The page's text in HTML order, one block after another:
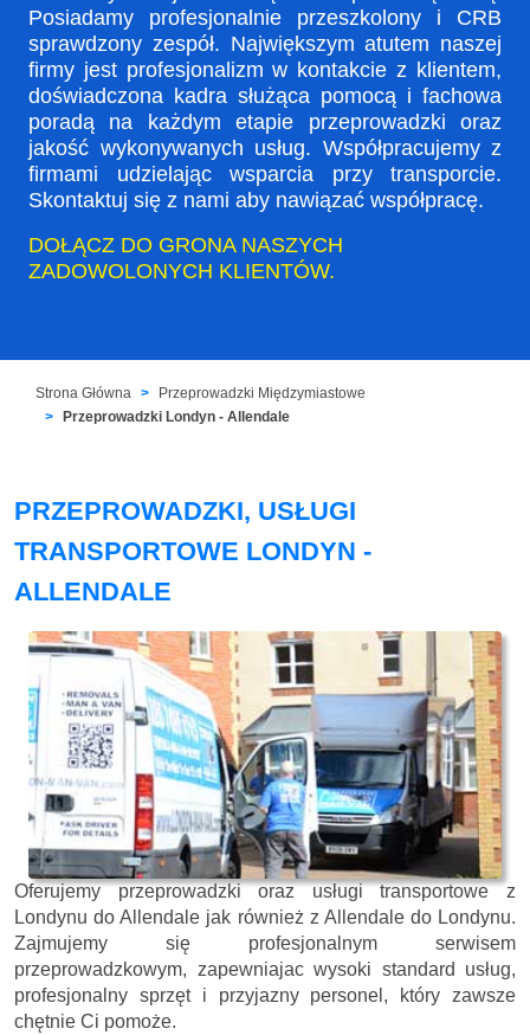
Posiadamy profesjonalnie przeszkolony i CRB
sprawdzony zespół. Największym atutem naszej
firmy jest profesjonalizm w kontakcie z klientem,
doświadczona kadra służąca pomocą i fachowa
poradą na każdym etapie przeprowadzki oraz
jakość wykonywanych usług. Współpracujemy z
firmami udzielając wsparcia przy transporcie.
Skontaktuj się z nami aby nawiązać współpracę.
DOŁĄCZ DO GRONA NASZYCH
ZADOWOLONYCH KLIENTÓW.
Strona Główna
Przeprowadzki Międzymiastowe
Przeprowadzki Londyn - Allendale
PRZEPROWADZKI, USŁUGI
TRANSPORTOWE LONDYN -
ALLENDALE
Oferujemy przeprowadzki oraz usługi transportowe z
Londynu do Allendale jak również z Allendale do Londynu.
Zajmujemy się profesjonalnym serwisem
przeprowadzkowym, zapewniajac wysoki standard usług,
profesjonalny sprzęt i przyjazny personel, który zawsze
chętnie Ci pomoże.